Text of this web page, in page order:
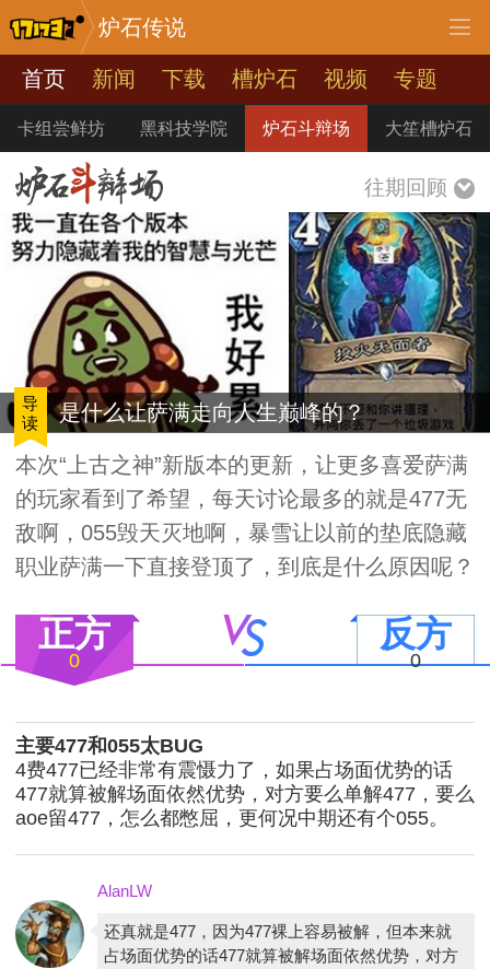
炉石传说
首页 新闻 下载 槽炉石 视频 专题
卡组尝鲜坊 黑科技学院 炉石斗辩场 大笙槽炉石
往期回顾
导
读
是什么让萨满走向人生巅峰的？
本次“上古之神”新版本的更新，让更多喜爱萨满
的玩家看到了希望，每天讨论最多的就是477无
敌啊，055毁天灭地啊，暴雪让以前的垫底隐藏
职业萨满一下直接登顶了，到底是什么原因呢？
正方
0
反方
0
主要477和055太BUG
4费477已经非常有震慑力了，如果占场面优势的话
477就算被解场面依然优势，对方要么单解477，要么
aoe留477，怎么都憋屈，更何况中期还有个055。
AlanLW
还真就是477，因为477裸上容易被解，但本来就
占场面优势的话477就算被解场面依然优势，对方